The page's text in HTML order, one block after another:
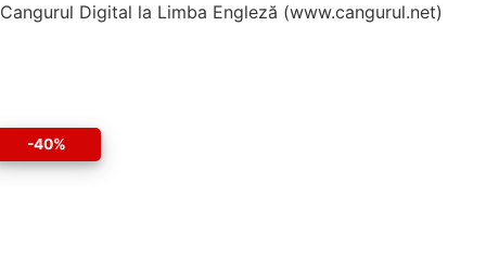
Cangurul Digital la Limba Engleză (www.cangurul.net)
-40%